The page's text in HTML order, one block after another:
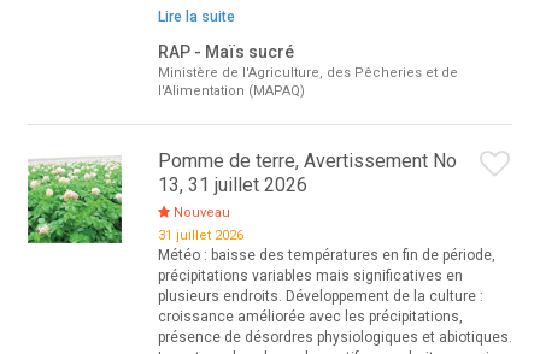
Lire la suite
RAP - Maïs sucré
Ministère de l'Agriculture, des Pêcheries et de
l'Alimentation (MAPAQ)
Pomme de terre, Avertissement No
13, 31 juillet 2026
Nouveau
31 juillet 2026
Météo : baisse des températures en fin de période,
précipitations variables mais significatives en
plusieurs endroits. Développement de la culture :
croissance améliorée avec les précipitations,
présence de désordres physiologiques et abiotiques.